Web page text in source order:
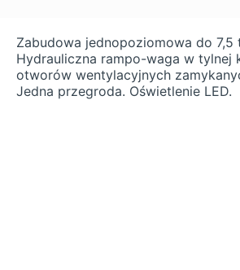
Zabudowa jednopoziomowa do 7,5
Hydrauliczna rampo-waga w tylnej
otworów wentylacyjnych
Jedna przegroda. Oświetlenie LED.